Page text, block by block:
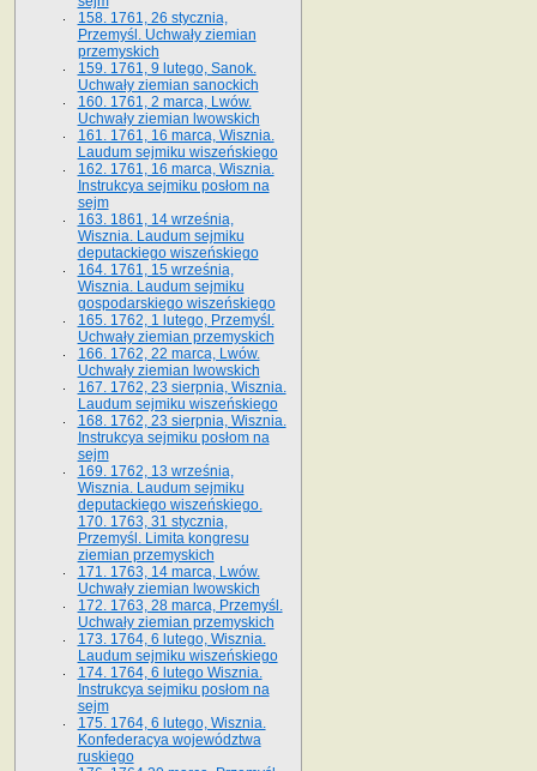
158. 1761, 26 stycznia,
Przemyśl. Uchwały ziemian
przemyskich
159. 1761, 9 lutego, Sanok.
Uchwały ziemian sanockich
160. 1761, 2 marca, Lwów.
Uchwały ziemian lwowskich
161. 1761, 16 marca, Wisznia.
Laudum sejmiku wiszeńskiego
162. 1761, 16 marca, Wisznia.
Instrukcya sejmiku posłom na
sejm
163. 1861, 14 września,
Wisznia. Laudum sejmiku
deputackiego wiszeńskiego
164. 1761, 15 września,
Wisznia. Laudum sejmiku
gospodarskiego wiszeńskiego
165. 1762, 1 lutego, Przemyśl.
Uchwały ziemian przemyskich
166. 1762, 22 marca, Lwów.
Uchwały ziemian lwowskich
167. 1762, 23 sierpnia, Wisznia.
Laudum sejmiku wiszeńskiego
168. 1762, 23 sierpnia, Wisznia.
Instrukcya sejmiku posłom na
sejm
169. 1762, 13 września,
Wisznia. Laudum sejmiku
deputackiego wiszeńskiego.
170. 1763, 31 stycznia,
Przemyśl. Limita kongresu
ziemian przemyskich
171. 1763, 14 marca, Lwów.
Uchwały ziemian lwowskich
172. 1763, 28 marca, Przemyśl.
Uchwały ziemian przemyskich
173. 1764, 6 lutego, Wisznia.
Laudum sejmiku wiszeńskiego
174. 1764, 6 lutego Wisznia.
Instrukcya sejmiku posłom na
sejm
175. 1764, 6 lutego, Wisznia.
Konfederacya województwa
ruskiego